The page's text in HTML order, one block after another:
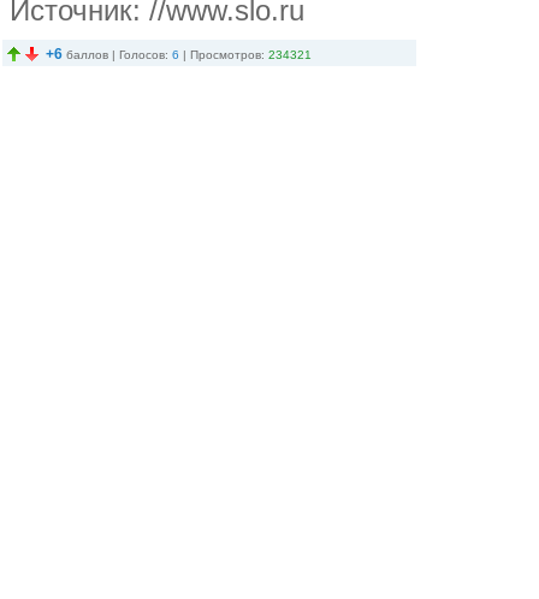
Источник: //www.slo.ru
+6 баллов | Голосов: 6 | Просмотров: 234321